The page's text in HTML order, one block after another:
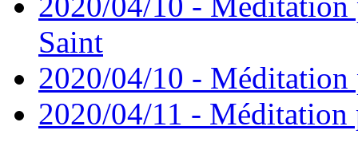
Saint
2020/04/10 - Méditation
2020/04/11 - Méditation